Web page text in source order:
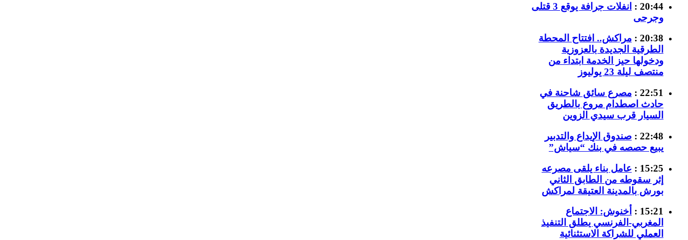
20:44 :
انفلات جرافة يوقع 3 قتلى
وجرحى
20:38 :
مراكش.. افتتاح المحطة
الطرقية الجديدة بالعزوزية
ودخولها حيز الخدمة ابتداء من
منتصف ليلة 23 يوليوز
22:51 :
مصرع سائق شاحنة في
حادث اصطدام مروع بالطريق
السيار قرب سيدي الزوين
22:48 :
صندوق الإيداع والتدبير
يبيع حصصه في بنك “سياش”
15:25 :
عامل بناء يلقى مصرعه
إثر سقوطه من الطابق الثاني
بورش بالمدينة العتيقة لمراكش
15:21 :
أخنوش: الاجتماع
المغربي-الفرنسي يطلق التنفيذ
العملي للشراكة الاستثنائية